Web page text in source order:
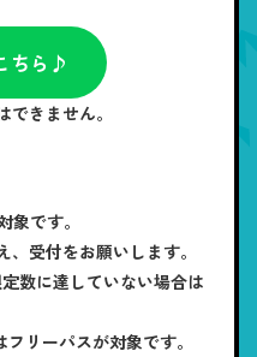
ちら♪
きません。
です。
受付をお願いします。
数に達していない場合は
リーパスが対象です。